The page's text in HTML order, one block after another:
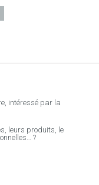
intéressé par la
leurs produits, le
?